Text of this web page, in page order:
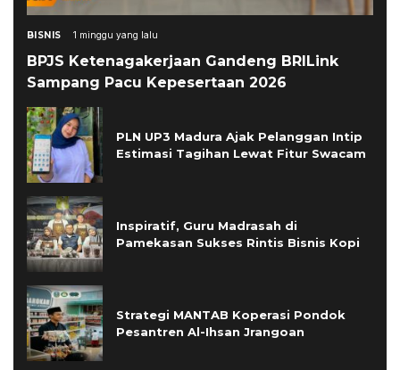
BISNIS 1 minggu yang lalu
BPJS Ketenagakerjaan Gandeng BRILink
Sampang Pacu Kepesertaan 2026
PLN UP3 Madura Ajak Pelanggan Intip
Estimasi Tagihan Lewat Fitur Swacam
Inspiratif, Guru Madrasah di
Pamekasan Sukses Rintis Bisnis Kopi
Strategi MANTAB Koperasi Pondok
Pesantren Al-Ihsan Jrangoan